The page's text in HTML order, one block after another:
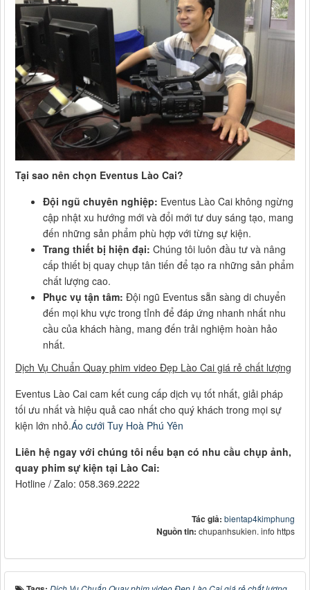
Tại sao nên chọn Eventus Lào Cai?
Đội ngũ chuyên nghiệp: Eventus Lào Cai không ngừng
cập nhật xu hướng mới và đổi mới tư duy sáng tạo, mang
đến những sản phẩm phù hợp với từng sự kiện.
Trang thiết bị hiện đại: Chúng tôi luôn đầu tư và nâng
cấp thiết bị quay chụp tân tiến để tạo ra những sản phẩm
chất lượng cao.
Phục vụ tận tâm: Đội ngũ Eventus sẵn sàng di chuyển
đến mọi khu vực trong tỉnh để đáp ứng nhanh nhất nhu
cầu của khách hàng, mang đến trải nghiệm hoàn hảo
nhất.
Dịch Vụ Chuẩn Quay phim video Đẹp Lào Cai giá rẻ chất lượng
Eventus Lào Cai cam kết cung cấp dịch vụ tốt nhất, giải pháp
tối ưu nhất và hiệu quả cao nhất cho quý khách trong mọi sự
kiện lớn nhỏ.Áo cưới Tuy Hoà Phú Yên
Liên hệ ngay với chúng tôi nếu bạn có nhu cầu chụp ảnh,
quay phim sự kiện tại Lào Cai:
Hotline / Zalo: 058.369.2222
Tác giả: bientap4kimphung
Nguồn tin: chupanhsukien. info https